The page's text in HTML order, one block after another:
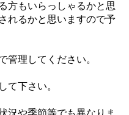
方もいらっしゃるかと思
れるかと思いますので予
管理してください。
て下さい。
況や季節等でも異なりま